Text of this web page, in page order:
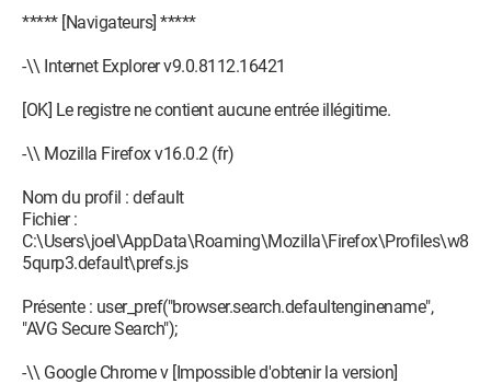
***** [Navigateurs] *****
-\\ Internet Explorer v9.0.8112.16421
[OK] Le registre ne contient aucune entrée illégitime.
-\\ Mozilla Firefox v16.0.2 (fr)
Nom du profil : default
Fichier :
C:\Users\joel\AppData\Roaming\Mozilla\Firefox\Profiles\w8
5qurp3.default\prefs.js
Présente : user_pref("browser.search.defaultenginename",
"AVG Secure Search");
-\\ Google Chrome v [Impossible d'obtenir la version]